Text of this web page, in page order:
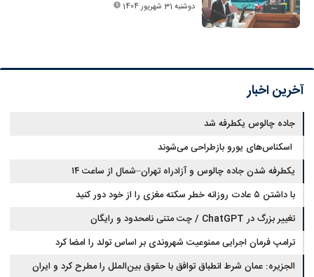
دوشنبه 31 شهریور 1404
آخرین اخبار
جاده چالوس یکطرفه شد
اسکناس‌های یورو بازطراحی می‌شوند
یکطرفه شدن جاده چالوس و آزادراه تهران–شمال از ساعت ۱۴
با داشتن ۵ عادت روزانه خطر سکته مغزی را از خود دور کنید
تغییر بزرگ در ChatGPT / چت متنی نامحدود و رایگان
ترامپ فرمان اجرایی ممنوعیت شهروندی بر اساس تولد را امضا کرد
الجزیره: عمان شرط انطباق توافق با حقوق بین‌الملل را مطرح کرد و ایران